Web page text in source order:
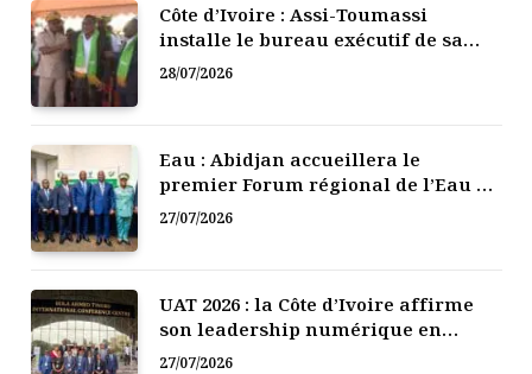
Côte d’Ivoire : Assi-Toumassi
installe le bureau exécutif de sa
mutuelle de développement
28/07/2026
Eau : Abidjan accueillera le
premier Forum régional de l’Eau de
l’Afrique de l’Ouest
27/07/2026
UAT 2026 : la Côte d’Ivoire affirme
son leadership numérique en
Afrique
27/07/2026